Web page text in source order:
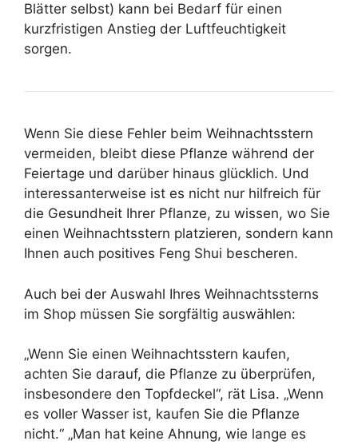
Blätter selbst) kann bei Bedarf für einen
kurzfristigen Anstieg der Luftfeuchtigkeit
sorgen.
Wenn Sie diese Fehler beim Weihnachtsstern
vermeiden, bleibt diese Pflanze während der
Feiertage und darüber hinaus glücklich. Und
interessanterweise ist es nicht nur hilfreich für
die Gesundheit Ihrer Pflanze, zu wissen, wo Sie
einen Weihnachtsstern platzieren, sondern kann
Ihnen auch positives Feng Shui bescheren.
Auch bei der Auswahl Ihres Weihnachtssterns
im Shop müssen Sie sorgfältig auswählen:
„Wenn Sie einen Weihnachtsstern kaufen,
achten Sie darauf, die Pflanze zu überprüfen,
insbesondere den Topfdeckel“, rät Lisa. „Wenn
es voller Wasser ist, kaufen Sie die Pflanze
nicht.“ „Man hat keine Ahnung, wie lange es